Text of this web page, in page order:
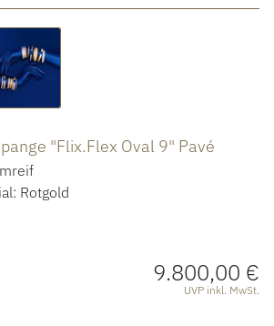
"Flix.Flex Oval 9" Pavé
Rotgold
9.800,00 €
UVP inkl. MwSt.